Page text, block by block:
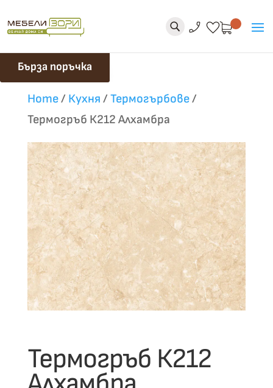
phone_enabled favorite
U
Бърза поръчка
Home/ Кухня /Термогърбове/
Термогръб К212 Алхамбра
Термогръб К212